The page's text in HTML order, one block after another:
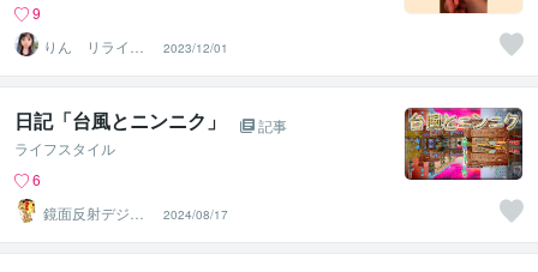
9
りん リライフ
クリエーション
2023/12/01
日記「台風とニンニク」
記事
ライフスタイル
6
鏡面反射デジタ
ルアート製作所
（鈴木穣）
2024/08/17